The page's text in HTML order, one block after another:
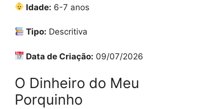
Idade: 6-7 anos
Tipo: Descritiva
Data de Criação: 09/07/2026
O Dinheiro do Meu
Porquinho